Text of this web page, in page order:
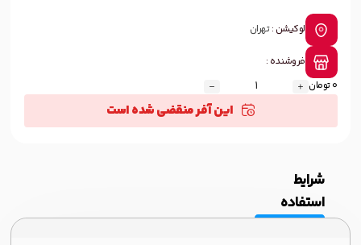
لوکیشن :تهران
فروشنده :
0 تومان
این آفر منقضی شده است
شرایط
استفاده